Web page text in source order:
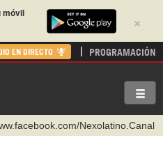
×
móvil
EN DIRECTO PROGRAMACIÓN
Nexolatino.Canal